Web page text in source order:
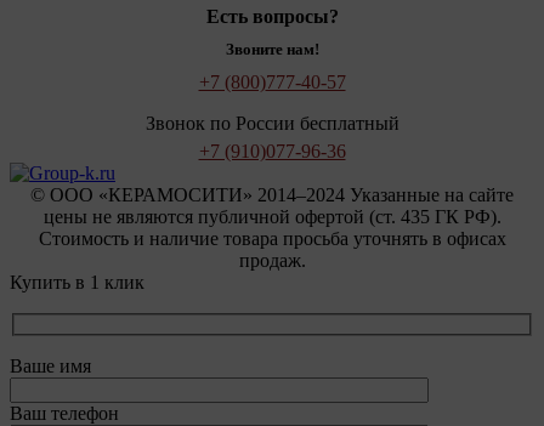
Есть вопросы?
Звоните нам!
+7 (800)777-40-57
Звонок по России бесплатный
+7 (910)077-96-36
© OOO «КЕРАМОСИТИ» 2014–2024 Указанные на сайте
цены не являются публичной офертой (ст. 435 ГК РФ).
Стоимость и наличие товара просьба уточнять в офисах
продаж.
Купить в 1 клик
Ваше имя
Ваш телефон